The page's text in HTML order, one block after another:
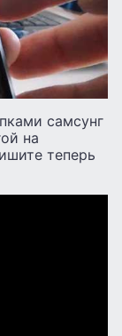
самсунг
на
теперь